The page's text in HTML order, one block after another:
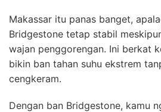
Makassar itu panas banget,
Bridgestone tetap stabil
wajan penggorengan. Ini berkat
bikin ban tahan suhu ekstrem
cengkeram.
Dengan ban Bridgestone, kamu